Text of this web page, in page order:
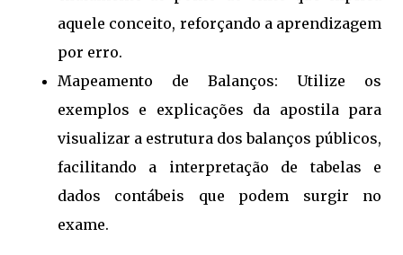
aquele conceito, reforçando a aprendizagem
por erro.
Mapeamento de Balanços: Utilize os
exemplos e explicações da apostila para
visualizar a estrutura dos balanços públicos,
facilitando a interpretação de tabelas e
dados contábeis que podem surgir no
exame.